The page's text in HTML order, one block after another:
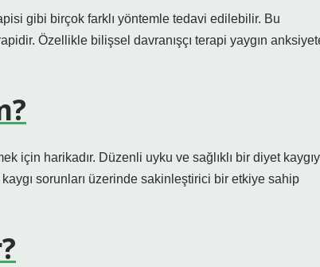
gibi birçok farklı yöntemle tedavi edilebilir. Bu
Özellikle bilişsel davranışçı terapi yaygın
harikadır. Düzenli uyku ve sağlıklı bir diyet
sorunları üzerinde sakinleştirici bir etkiye sahip